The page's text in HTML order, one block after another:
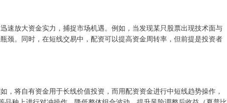
速放大资金实力，捕捉市场机遇。例如，当发现某只股票出现技术面与
颈。同时，在短线交易中，配资可以提高资金周转率，但前提是投资者
，将自有资金用于长线价值投资，而用配资资金进行中短线趋势操作，